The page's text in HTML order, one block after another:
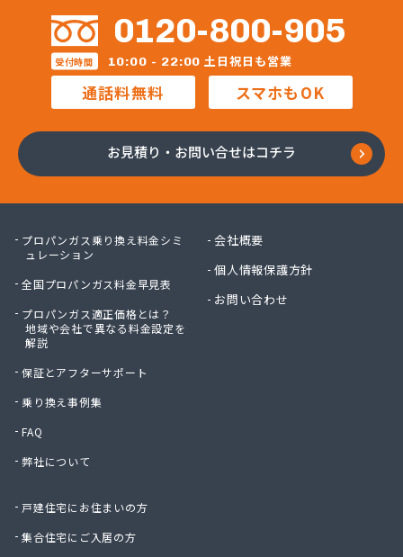
長野日通プロパン販売有限会社
鳥居プロパン
蔦屋山本商店
田中プロパン
田邊エネソシア株式会社 長野営業所
東石油有限会社
日石ガス株式会社長野営業所
NX商事株式会社 長野支店 長野LPガス販売所
冨士クラスタ株式会社 佐久平営業所
冨士クラスタ株式会社 松本営業所
冨士クラスタ株式会社 長野支店
望月ガス株式会社
北信ガス株式会社 上田営業所
北信ガス株式会社 松本営業所
北信石油ガス株式会社
北村商店
北野プロパン住設
堀川産業株式会社 上田営業所
0120-800-905
受付時間 10:00 - 22:00 土日祝日も営業
通話料無料 スマホもOK
お見積り・お問い合せはコチラ
プロパンガス乗り換え料金シミ
ュレーション
全国プロパンガス料金早見表
プロパンガス適正価格とは？
地域や会社で異なる料金設定を
解説
保証とアフターサポート
乗り換え事例集
FAQ
弊社について
戸建住宅にお住まいの方
集合住宅にご入居の方
会社概要
個人情報保護方針
お問い合わせ